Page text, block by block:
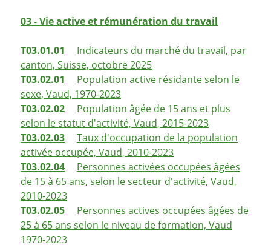
03 - Vie active et rémunération du travail
T03.01.01
Indicateurs du marché du travail, par
canton, Suisse, octobre 2025
T03.02.01
Population active résidante selon le
sexe, Vaud, 1970-2023
T03.02.02
Population âgée de 15 ans et plus
selon le statut d'activité, Vaud, 2015-2023
T03.02.03
Taux d'occupation de la population
activée occupée, Vaud, 2010-2023
T03.02.04
Personnes activées occupées âgées
de 15 à 65 ans, selon le secteur d'activité, Vaud,
2010-2023
T03.02.05
Personnes actives occupées âgées de
25 à 65 ans selon le niveau de formation, Vaud
1970-2023